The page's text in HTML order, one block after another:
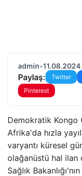
admin•
Paylaş: Twitter
Pinterest
Demokratik Kongo
Afrika'da hızla
varyantı küresel
olağanüstü hal ilan
Sağlık